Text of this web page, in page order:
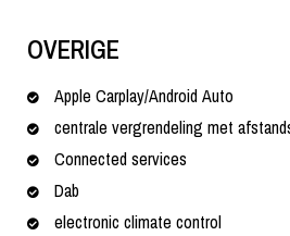
OVERIGE
Apple Carplay/Android Auto
centrale vergrendeling met
Connected services
Dab
electronic climate control